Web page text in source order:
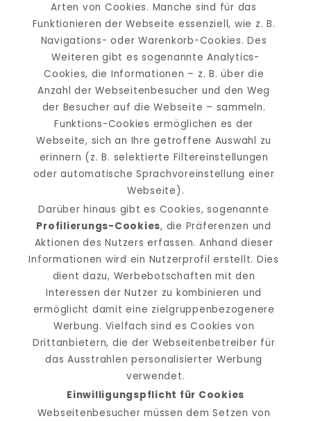
Arten von Cookies. Manche sind für das
Funktionieren der Webseite essenziell, wie z. B.
Navigations- oder Warenkorb-Cookies. Des
Weiteren gibt es sogenannte Analytics-
Cookies, die Informationen – z. B. über die
Anzahl der Webseitenbesucher und den Weg
der Besucher auf die Webseite – sammeln.
Funktions-Cookies ermöglichen es der
Webseite, sich an Ihre getroffene Auswahl zu
erinnern (z. B. selektierte Filtereinstellungen
oder automatische Sprachvoreinstellung einer
Webseite).
Darüber hinaus gibt es Cookies, sogenannte
Profilierungs-Cookies, die Präferenzen und
Aktionen des Nutzers erfassen. Anhand dieser
Informationen wird ein Nutzerprofil erstellt. Dies
dient dazu, Werbebotschaften mit den
Interessen der Nutzer zu kombinieren und
ermöglicht damit eine zielgruppenbezogenere
Werbung. Vielfach sind es Cookies von
Drittanbietern, die der Webseitenbetreiber für
das Ausstrahlen personalisierter Werbung
verwendet.
Einwilligungspflicht für Cookies
Webseitenbesucher müssen dem Setzen von